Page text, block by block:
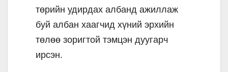
төрийн удирдах албанд ажиллаж
буй албан хаагчид хүний эрхийн
төлөө зоригтой тэмцэн дуугарч
ирсэн.